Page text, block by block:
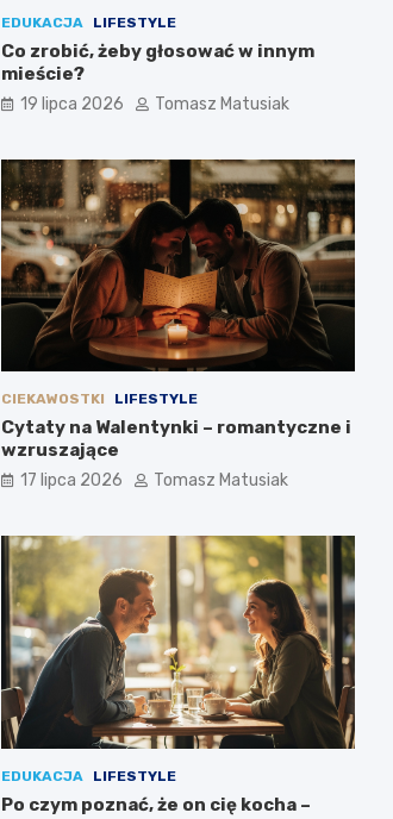
EDUKACJA LIFESTYLE
Co zrobić, żeby głosować w innym
mieście?
19 lipca 2026 Tomasz Matusiak
CIEKAWOSTKI LIFESTYLE
Cytaty na Walentynki – romantyczne i
wzruszające
17 lipca 2026 Tomasz Matusiak
EDUKACJA LIFESTYLE
Po czym poznać, że on cię kocha –